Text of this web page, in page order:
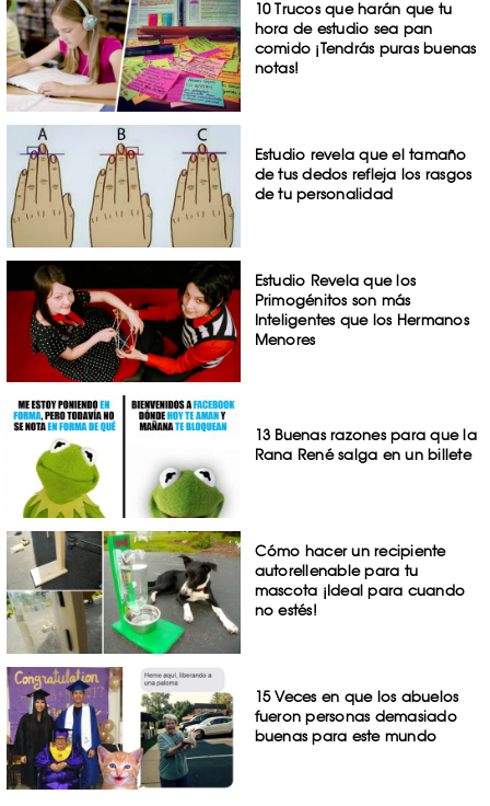
10 Trucos que harán que tu
hora de estudio sea pan
comido ¡Tendrás puras buenas
notas!
Estudio revela que el tamaño
de tus dedos refleja los rasgos
de tu personalidad
Estudio Revela que los
Primogénitos son más
Inteligentes que los Hermanos
Menores
13 Buenas razones para que la
Rana René salga en un billete
Cómo hacer un recipiente
autorellenable para tu
mascota ¡Ideal para cuando
no estés!
15 Veces en que los abuelos
fueron personas demasiado
buenas para este mundo